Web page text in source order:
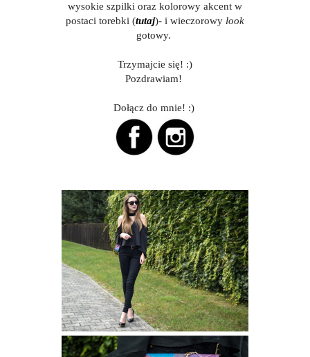
wysokie szpilki oraz kolorowy akcent w
postaci torebki (tutaj)- i wieczorowy look
gotowy.
Trzymajcie się! :)
Pozdrawiam!
Dołącz do mnie! :)